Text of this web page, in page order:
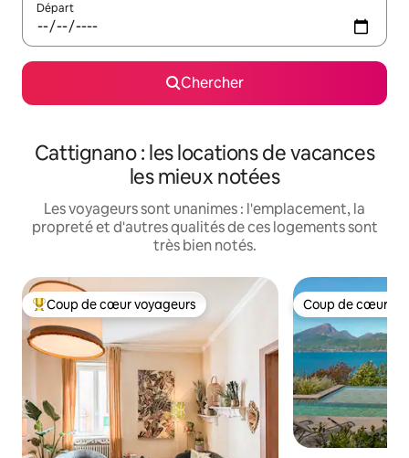
Départ
Chercher
Cattignano : les locations de vacances
les mieux notées
Les voyageurs sont unanimes : l'emplacement, la
propreté et d'autres qualités de ces logements sont
très bien notés.
Coup de cœur voyageurs parmi les plus aimés
Coup de cœur voyageurs Coup de cœur
Coup de cœur